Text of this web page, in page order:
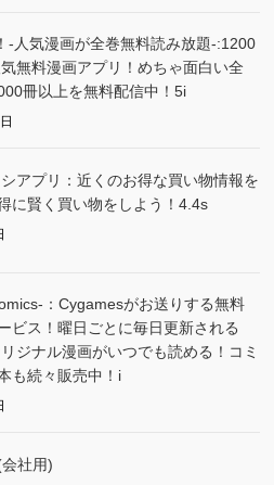
-人気漫画が全巻無料読み放題-:1200
無料漫画アプリ！めちゃ面白い全
冊以上を無料配信中！5i
アプリ：近くのお得な買い物情報を
に賢く買い物をしよう！4.4s
：Cygamesがお送りする無料
ビス！曜日ごとに毎日更新される
ジナル漫画がいつでも読める！コミ
も続々販売中！i
社用)